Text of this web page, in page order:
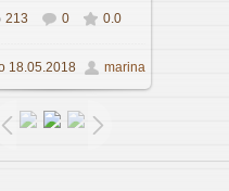
213 0 0.0
18.05.2018 marina